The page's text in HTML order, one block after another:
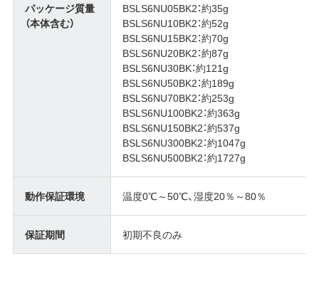
パッケージ質量
（本体含む）
BSLS6NU05BK2：約35g
BSLS6NU10BK2：約52g
BSLS6NU15BK2：約70g
BSLS6NU20BK2：約87g
BSLS6NU30BK：約121g
BSLS6NU50BK2：約189g
BSLS6NU70BK2：約253g
BSLS6NU100BK2：約363g
BSLS6NU150BK2：約537g
BSLS6NU300BK2：約1047g
BSLS6NU500BK2：約1727g
動作保証環境 温度0℃～50℃、湿度20％～80％
保証期間 初期不良のみ